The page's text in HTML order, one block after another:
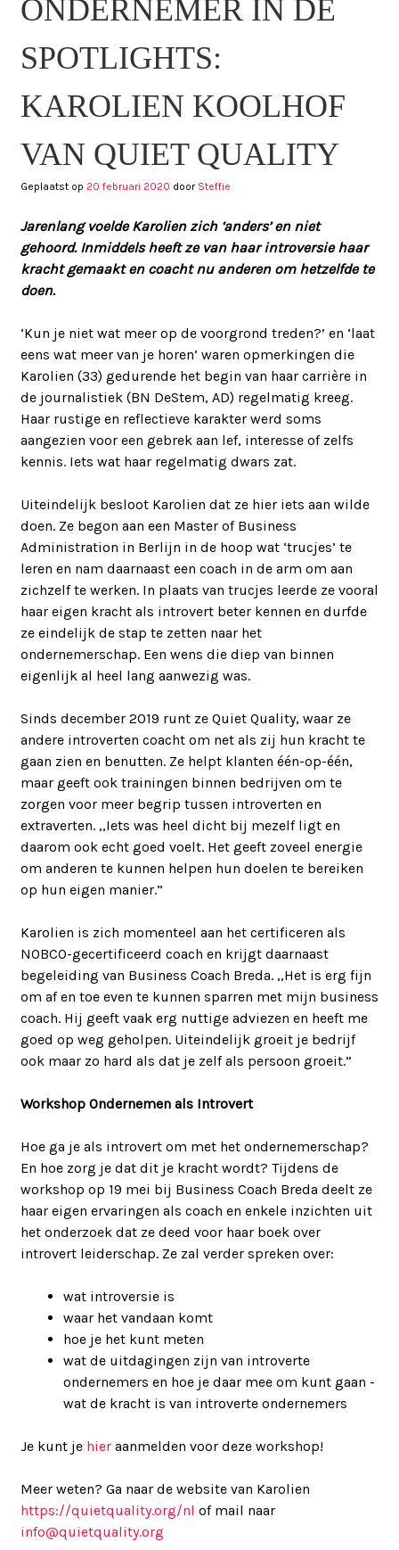
ONDERNEMER IN DE
SPOTLIGHTS:
KAROLIEN KOOLHOF
VAN QUIET QUALITY
Geplaatst op 20 februari 2020 door Steffie
Jarenlang voelde Karolien zich ‘anders’ en niet
gehoord. Inmiddels heeft ze van haar introversie haar
kracht gemaakt en coacht nu anderen om hetzelfde te
doen.
‘Kun je niet wat meer op de voorgrond treden?’ en ‘laat
eens wat meer van je horen’ waren opmerkingen die
Karolien (33) gedurende het begin van haar carrière in
de journalistiek (BN DeStem, AD) regelmatig kreeg.
Haar rustige en reflectieve karakter werd soms
aangezien voor een gebrek aan lef, interesse of zelfs
kennis. Iets wat haar regelmatig dwars zat.
Uiteindelijk besloot Karolien dat ze hier iets aan wilde
doen. Ze begon aan een Master of Business
Administration in Berlijn in de hoop wat ‘trucjes’ te
leren en nam daarnaast een coach in de arm om aan
zichzelf te werken. In plaats van trucjes leerde ze vooral
haar eigen kracht als introvert beter kennen en durfde
ze eindelijk de stap te zetten naar het
ondernemerschap. Een wens die diep van binnen
eigenlijk al heel lang aanwezig was.
Sinds december 2019 runt ze Quiet Quality, waar ze
andere introverten coacht om net als zij hun kracht te
gaan zien en benutten. Ze helpt klanten één-op-één,
maar geeft ook trainingen binnen bedrijven om te
zorgen voor meer begrip tussen introverten en
extraverten. ,,Iets was heel dicht bij mezelf ligt en
daarom ook echt goed voelt. Het geeft zoveel energie
om anderen te kunnen helpen hun doelen te bereiken
op hun eigen manier.”
Karolien is zich momenteel aan het certificeren als
NOBCO-gecertificeerd coach en krijgt daarnaast
begeleiding van Business Coach Breda. ,,Het is erg fijn
om af en toe even te kunnen sparren met mijn business
coach. Hij geeft vaak erg nuttige adviezen en heeft me
goed op weg geholpen. Uiteindelijk groeit je bedrijf
ook maar zo hard als dat je zelf als persoon groeit.”
Workshop Ondernemen als Introvert
Hoe ga je als introvert om met het ondernemerschap?
En hoe zorg je dat dit je kracht wordt? Tijdens de
workshop op 19 mei bij Business Coach Breda deelt ze
haar eigen ervaringen als coach en enkele inzichten uit
het onderzoek dat ze deed voor haar boek over
introvert leiderschap. Ze zal verder spreken over:
wat introversie is
waar het vandaan komt
hoe je het kunt meten
wat de uitdagingen zijn van introverte
ondernemers en hoe je daar mee om kunt gaan -
wat de kracht is van introverte ondernemers
Je kunt je hieraanmelden voor deze workshop!
Meer weten? Ga naar de website van Karolien ​
https://quietquality.org/nl​ of mail naar
info@quietquality.org